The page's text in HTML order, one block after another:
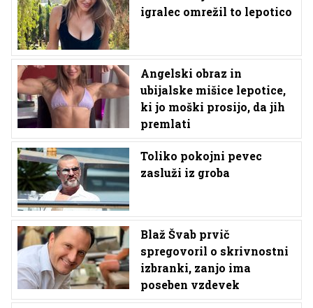
igralec omrežil to lepotico
Angelski obraz in
ubijalske mišice lepotice,
ki jo moški prosijo, da jih
premlati
Toliko pokojni pevec
zasluži iz groba
Blaž Švab prvič
spregovoril o skrivnostni
izbranki, zanjo ima
poseben vzdevek